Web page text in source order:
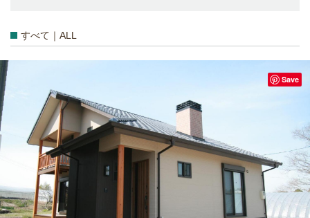
すべて｜ALL
Save